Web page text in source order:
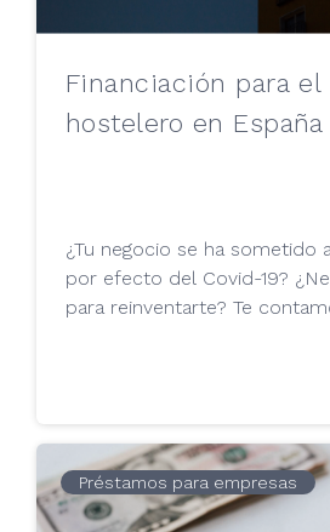
Financiación para
hostelero en España
¿Tu negocio se ha sometido
por efecto del Covid-19?
para reinventarte? Te
Préstamos para empresas